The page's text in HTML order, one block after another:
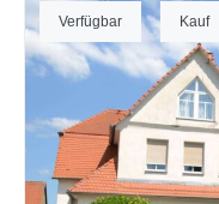
Verfügbar Kauf